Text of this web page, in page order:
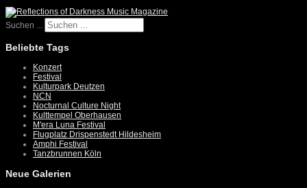
Suchen ...
Beliebte Tags
Konzert
Festival
Kulturpark Deutzen
NCN
Nocturnal Culture Night
Kulttempel Oberhausen
M'era Luna Festival
Flugplatz Drispenstedt Hildesheim
Amphi Festival
Tanzbrunnen Köln
Neue Galerien